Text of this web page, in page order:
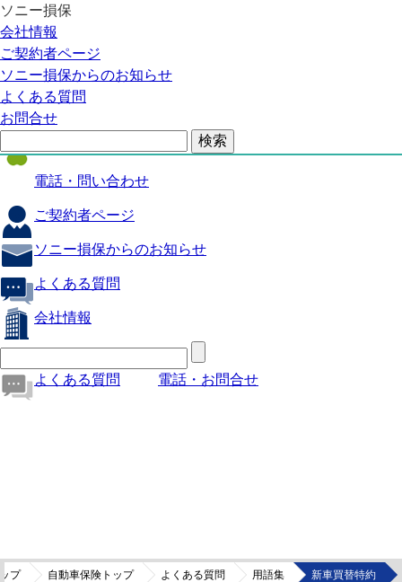
ソニー損保
会社情報
ご契約者ページ
ソニー損保からのお知らせ
よくある質問
お問合せ
自動車保険
医療保険
火災保険
海外旅行保険
電話・問い合わせ
ご契約者ページ
ソニー損保からのお知らせ
よくある質問
会社情報
よくある質問 電話・お問合せ
プ 自動車保険トップ よくある質問 用語集 新車買替特約